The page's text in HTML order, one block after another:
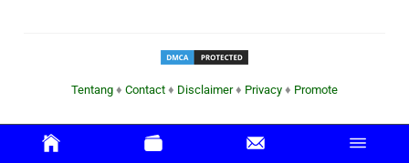
Tentang ♦ Contact ♦ Disclaimer♦ Privacy ♦ Promote